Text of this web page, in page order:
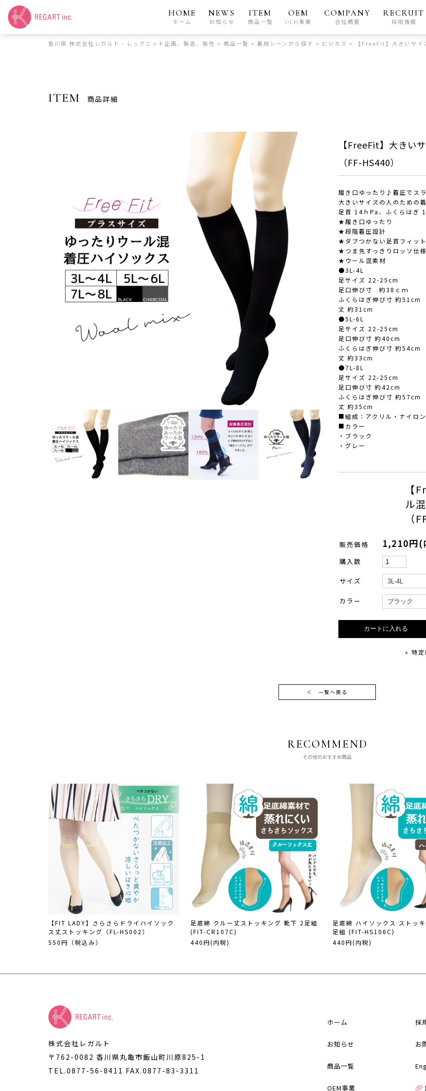
HOME
ホーム
NEWS
お知らせ
ITEM
商品一覧
OEM
OEM事業
COMPANY
会社概要
RECRUIT
採用情報
香川県 株式会社レガルト - レッグニット企画、製造、販売 > 商品一覧 > 着用シーンから探す > ビジネス > 【FreeFit】大きいサイ
ITEM 商品詳細
【FreeFit】大きい
（FF-HS440）
履き口ゆったり♪着圧でス
大きいサイズの人のための
足首 14ｈPa、ふくらはぎ
★履き口ゆったり
★段階着圧設計
★ダブつかない足首フィット
★つま先すっきりロッソ仕様
★ウール混素材
●3L-4L
足サイズ 22-25cm
足口伸び寸 約38ｃｍ
ふくらはぎ伸び寸 約51cm
丈 約31cm
●5L-6L
足サイズ 22-25cm
足口伸び寸 約40cm
ふくらはぎ伸び寸 約54cm
丈 約33cm
●7L-8L
足サイズ 22-25cm
足口伸び寸 約42cm
ふくらはぎ伸び寸 約57cm
丈 約35cm
■組成：アクリル・ナイロ
■カラー
・ブラック
・グレー
【
ル
（
販売価格 1,210円(
購入数
サイズ
カラー
» 特
＜ 一覧へ戻る
RECOMMEND
その他のおすすめ商品
【FIT LADY】さらさらドライハイソック
ス丈ストッキング（FL-HS002）
550円（税込み）
足底綿 クルー丈ストッキング 靴下 2足組
(FIT-CR107C)
440円(内税)
足底綿 ハイソックス ストッ
足組 (FIT-HS106C)
440円(内税)
株式会社レガルト
〒762-0082 香川県丸亀市飯山町川原825-1
TEL.0877-56-8411 FAX.0877-83-3311
ホーム 採
お知らせ お
商品一覧
OEM事業